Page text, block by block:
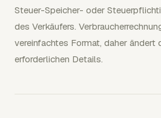
Steuer-Speicher- oder
des Verkäufers.
vereinfachtes Format, daher ändert
erforderlichen Details.